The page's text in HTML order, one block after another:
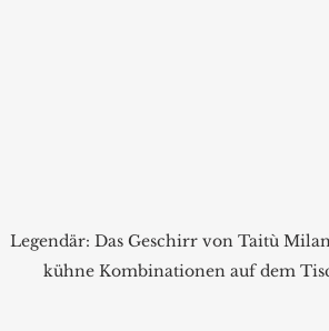
Legendär: Das Geschirr von Taitù
kühne Kombinationen auf dem